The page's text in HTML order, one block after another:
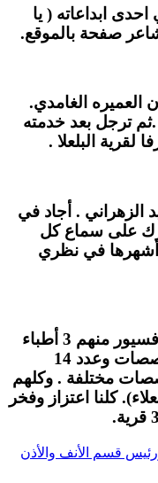
ابداعاته ( يا
صفحة بالموقع.
العميره الغامدي.
ترجل بعد خدمته
الزهراني . أجاد في
على سماع كل
وأشهرها في نظري
83 حاملي مؤهلات عليا منهم 5 بروفسيور منهم 3 أطباء
و32 يحملون الدكتوراه في عدة تخصصات وعدد 14
في تخصصات مختلفة . وكلهم
كلنا اعتزاز وفخر
قسم الأنف والأذن